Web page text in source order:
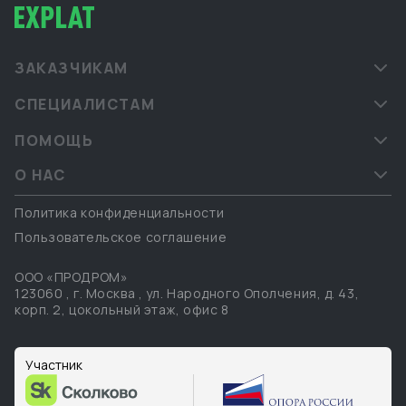
ЗАКАЗЧИКАМ
СПЕЦИАЛИСТАМ
ПОМОЩЬ
О НАС
Политика конфиденциальности
Пользовательское соглашение
ООО «ПРОДРОМ»
123060 , г. Москва , ул. Народного Ополчения, д. 43,
корп. 2, цокольный этаж, офис 8
Участник